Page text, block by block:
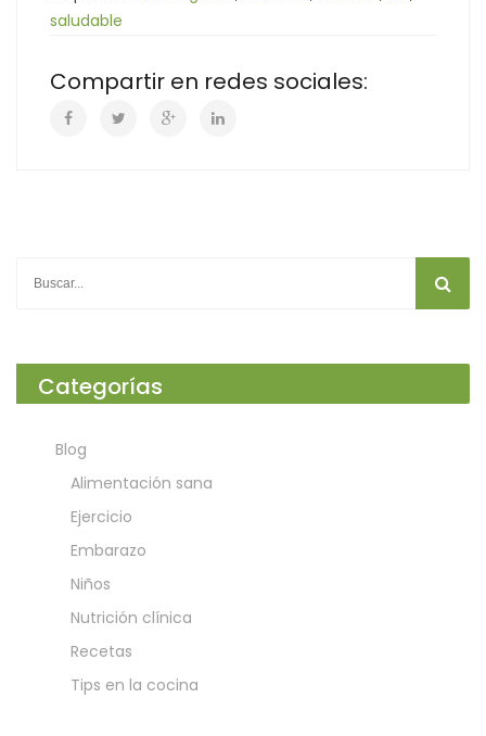
saludable
Compartir en redes sociales:
Categorías
Blog
Alimentación sana
Ejercicio
Embarazo
Niños
Nutrición clínica
Recetas
Tips en la cocina